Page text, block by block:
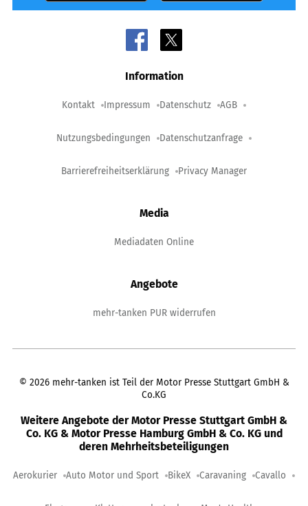
Information
Kontakt Impressum Datenschutz AGB
Nutzungsbedingungen Datenschutzanfrage
Barrierefreiheitserklärung Privacy Manager
Media
Mediadaten Online
Angebote
mehr-tanken PUR widerrufen
© 2026 mehr-tanken ist Teil der Motor Presse Stuttgart GmbH &
Co.KG
Weitere Angebote der Motor Presse Stuttgart GmbH &
Co. KG & Motor Presse Hamburg GmbH & Co. KG und
deren Mehrheitsbeteiligungen
Aerokurier Auto Motor und Sport BikeX Caravaning Cavallo